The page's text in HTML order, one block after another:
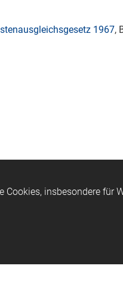
1967,
insbesondere für